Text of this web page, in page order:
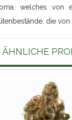
welches von
die
ÄHNLICHE